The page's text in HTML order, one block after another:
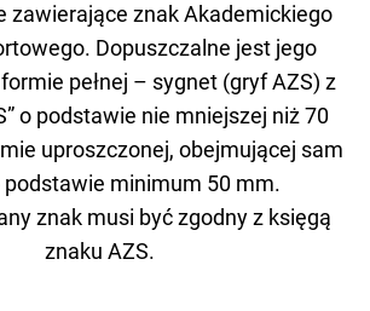
zawierające znak Akademickiego
Dopuszczalne jest jego
pełnej – sygnet (gryf AZS) z
o podstawie nie mniejszej niż 70
uproszczonej, obejmującej sam
podstawie minimum 50 mm.
znak musi być zgodny z księgą
znaku AZS.